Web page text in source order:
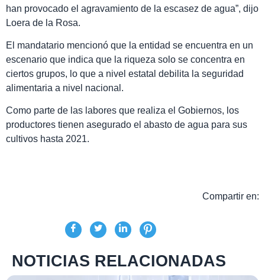
han provocado el agravamiento de la escasez de agua”, dijo
Loera de la Rosa.
El mandatario mencionó que la entidad se encuentra en un
escenario que indica que la riqueza solo se concentra en
ciertos grupos, lo que a nivel estatal debilita la seguridad
alimentaria a nivel nacional.
Como parte de las labores que realiza el Gobiernos, los
productores tienen asegurado el abasto de agua para sus
cultivos hasta 2021.
Compartir en:
NOTICIAS RELACIONADAS